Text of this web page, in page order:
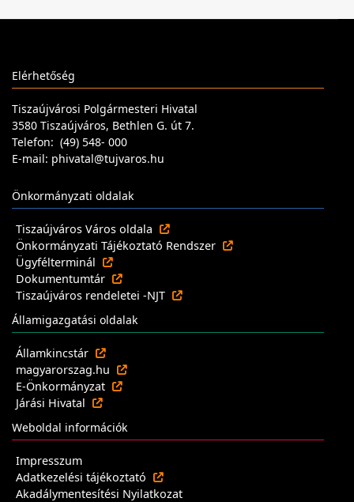
Elérhetőség
Tiszaújvárosi Polgármesteri Hivatal
3580 Tiszaújváros, Bethlen G. út 7.
Telefon: (49) 548- 000
E-mail: phivatal@tujvaros.hu
Önkormányzati oldalak
Tiszaújváros Város oldala
Önkormányzati Tájékoztató Rendszer
Ügyfélterminál
Dokumentumtár
Tiszaújváros rendeletei -NJT
Államigazgatási oldalak
Államkincstár
magyarorszag.hu
E-Önkormányzat
Járási Hivatal
Weboldal információk
Impresszum
Adatkezelési tájékoztató
Akadálymentesítési Nyilatkozat